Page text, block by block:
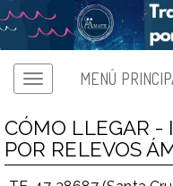
MENÚ
CÓMO LLEGAR -
POR RELEVOS